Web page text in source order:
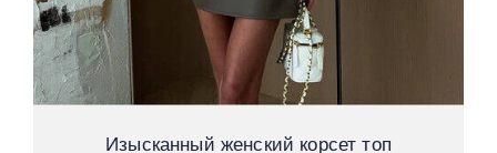
Изысканный женский корсет топ